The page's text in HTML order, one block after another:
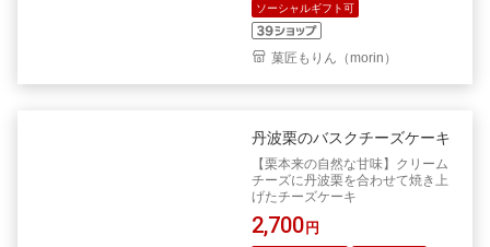
ソーシャルギフト可
菓匠もりん（morin）
丹波栗のバスクチーズケーキ
【栗本来の自然な甘味】クリーム
チーズに丹波栗を合わせて焼き上
げたチーズケーキ
2,700 円